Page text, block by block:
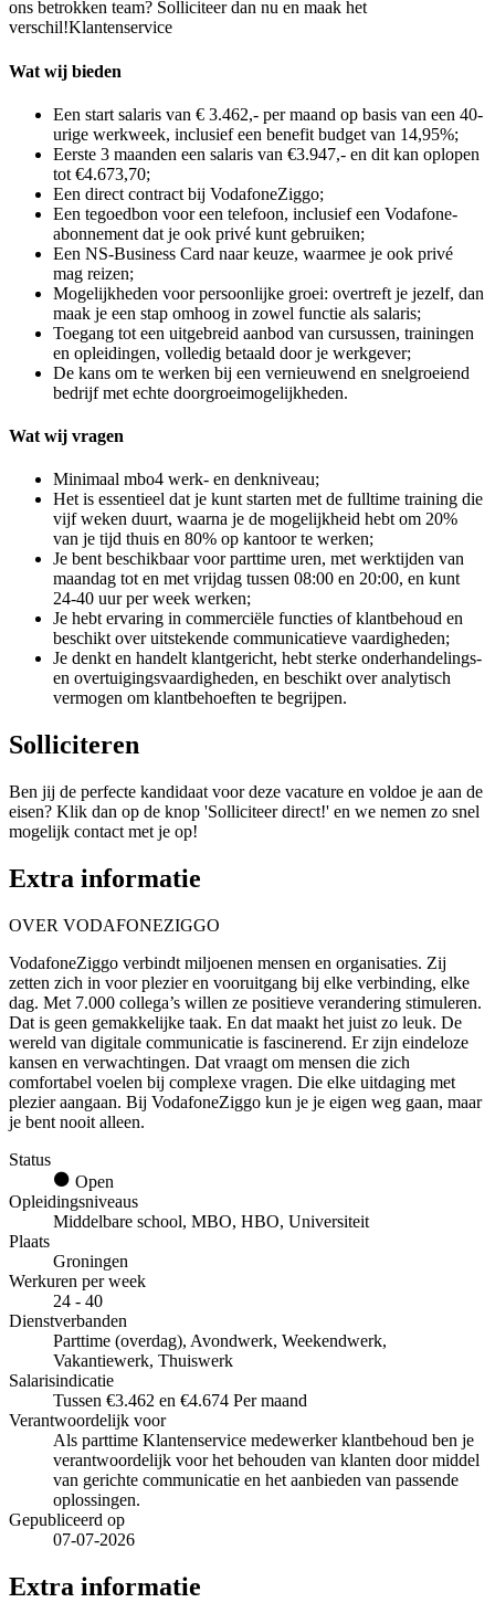
ons betrokken team? Solliciteer dan nu en maak het
verschil!Klantenservice
Wat wij bieden
Een start salaris van € 3.462,- per maand op basis van een 40-
urige werkweek, inclusief een benefit budget van 14,95%;
Eerste 3 maanden een salaris van €3.947,- en dit kan oplopen
tot €4.673,70;
Een direct contract bij VodafoneZiggo;
Een tegoedbon voor een telefoon, inclusief een Vodafone-
abonnement dat je ook privé kunt gebruiken;
Een NS-Business Card naar keuze, waarmee je ook privé
mag reizen;
Mogelijkheden voor persoonlijke groei: overtreft je jezelf, dan
maak je een stap omhoog in zowel functie als salaris;
Toegang tot een uitgebreid aanbod van cursussen, trainingen
en opleidingen, volledig betaald door je werkgever;
De kans om te werken bij een vernieuwend en snelgroeiend
bedrijf met echte doorgroeimogelijkheden.
Wat wij vragen
Minimaal mbo4 werk- en denkniveau;
Het is essentieel dat je kunt starten met de fulltime training die
vijf weken duurt, waarna je de mogelijkheid hebt om 20%
van je tijd thuis en 80% op kantoor te werken;
Je bent beschikbaar voor parttime uren, met werktijden van
maandag tot en met vrijdag tussen 08:00 en 20:00, en kunt
24-40 uur per week werken;
Je hebt ervaring in commerciële functies of klantbehoud en
beschikt over uitstekende communicatieve vaardigheden;
Je denkt en handelt klantgericht, hebt sterke onderhandelings-
en overtuigingsvaardigheden, en beschikt over analytisch
vermogen om klantbehoeften te begrijpen.
Solliciteren
Ben jij de perfecte kandidaat voor deze vacature en voldoe je aan de
eisen? Klik dan op de knop 'Solliciteer direct!' en we nemen zo snel
mogelijk contact met je op!
Extra informatie
OVER VODAFONEZIGGO
VodafoneZiggo verbindt miljoenen mensen en organisaties. Zij
zetten zich in voor plezier en vooruitgang bij elke verbinding, elke
dag. Met 7.000 collega’s willen ze positieve verandering stimuleren.
Dat is geen gemakkelijke taak. En dat maakt het juist zo leuk. De
wereld van digitale communicatie is fascinerend. Er zijn eindeloze
kansen en verwachtingen. Dat vraagt om mensen die zich
comfortabel voelen bij complexe vragen. Die elke uitdaging met
plezier aangaan. Bij VodafoneZiggo kun je je eigen weg gaan, maar
je bent nooit alleen.
Status
Open
Opleidingsniveaus
Middelbare school, MBO, HBO, Universiteit
Plaats
Groningen
Werkuren per week
24 - 40
Dienstverbanden
Parttime (overdag), Avondwerk, Weekendwerk,
Vakantiewerk, Thuiswerk
Salarisindicatie
Tussen €3.462 en €4.674 Per maand
Verantwoordelijk voor
Als parttime Klantenservice medewerker klantbehoud ben je
verantwoordelijk voor het behouden van klanten door middel
van gerichte communicatie en het aanbieden van passende
oplossingen.
Gepubliceerd op
07-07-2026
Extra informatie